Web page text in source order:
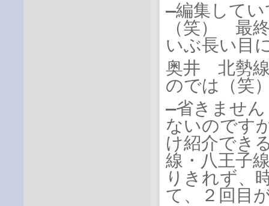
―編集して
（笑） 最
いぶ長い目
奥井 北勢線
のでは（笑
―省きませ
ないのです
け紹介でき
線・八王子
りきれず、
て、２回目